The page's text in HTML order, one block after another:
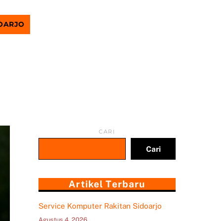
CARI
Cari
Artikel Terbaru
Service Komputer Rakitan Sidoarjo